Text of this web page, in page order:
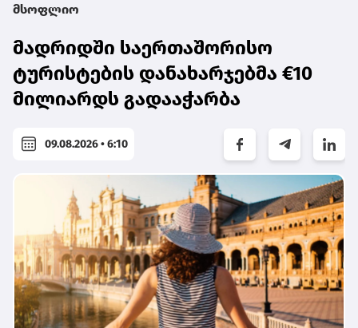
მსოფლიო
მადრიდში საერთაშორისო
ტურისტების დანახარჯებმა €10
მილიარდს გადააჭარბა
09.08.2026 • 6:10